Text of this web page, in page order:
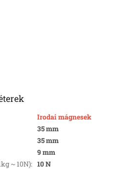
Irodai mágnesek
35 mm
35 mm
9 mm
~ 10N): 10 N